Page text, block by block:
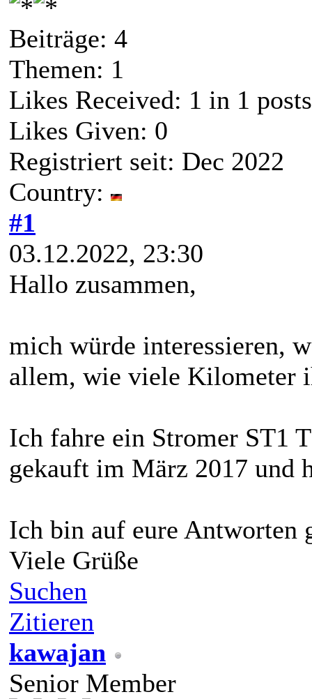
Beiträge: 4
Themen: 1
Likes Received: 1 in 1 posts
Likes Given: 0
Registriert seit: Dec 2022
Country:
#1
03.12.2022, 23:30
Hallo zusammen,
mich würde interessieren,
allem, wie viele Kilometer
Ich fahre ein Stromer ST1
gekauft im März 2017 und
Ich bin auf eure Antworten
Viele Grüße
Suchen
Zitieren
kawajan
Senior Member